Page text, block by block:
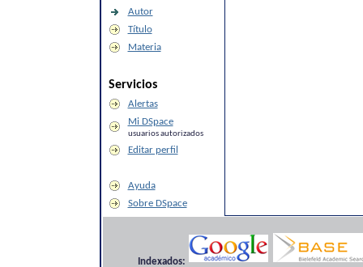
Autor
Título
Materia
Servicios
Alertas
Mi DSpace
usuarios autorizados
Editar perfil
Ayuda
Sobre DSpace
Indexados: